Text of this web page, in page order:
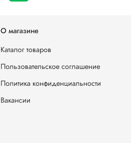
О магазине
Каталог товаров
Пользовательское соглашение
Политика конфиденциальности
Вакансии